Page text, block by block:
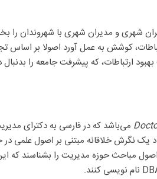
و مدیران شهری با شهروندان را
کوشش به عمل آورد اصولا بر اساس
که پیشرفت جامعه را بدنبال
می‌باشد که در فارسی به دکترای
یک نگرش خلاقانه مبتنی براصولعلمی
اصول مباحث حوزه مدیریت را بشناسند
نام نویسی کنند.